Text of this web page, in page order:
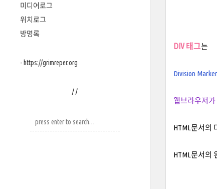
미디어로그
위치로그
방명록
- https://grimreper.org
/ /
DIV 태그는
Division
웹브라우저가
HTML문서의
HTML문서의